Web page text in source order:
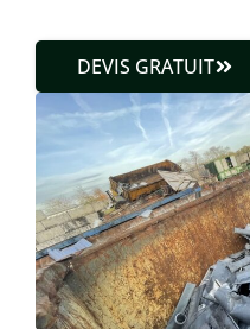
DEVIS GRATUIT